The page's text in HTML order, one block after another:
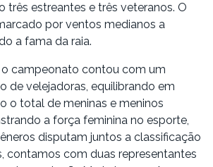
três estreantes e três veteranos. O
por ventos medianos a
a fama da raia.
campeonato contou com um
de velejadoras, equilibrando em
o total de meninas e meninos
a força feminina no esporte,
disputam juntos a classificação
contamos com duas representantes